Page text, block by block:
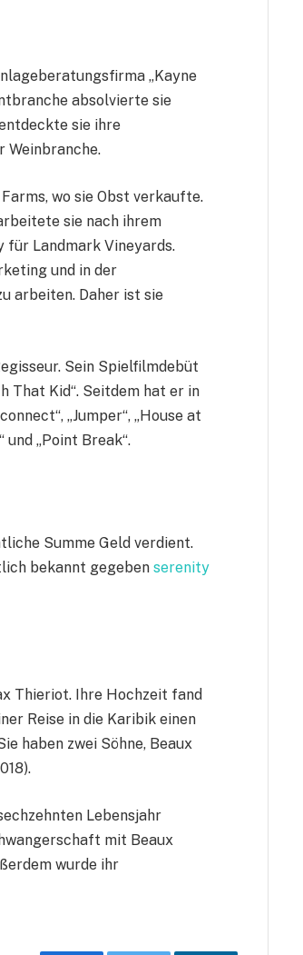
„Kayne
absolvierte sie
sie ihre
Weinbranche.
wo sie Obst verkaufte.
sie nach ihrem
für Landmark Vineyards.
und in der
arbeiten. Daher ist sie
Sein Spielfilmdebüt
That Kid“. Seitdem hat er in
„Jumper“, „House at
und „Point Break“.
Summe Geld verdient.
bekannt gegebenserenity
Thieriot. Ihre Hochzeit fand
Reise in die Karibik einen
haben zwei Söhne, Beaux
Lebensjahr
mit Beaux
wurde ihr